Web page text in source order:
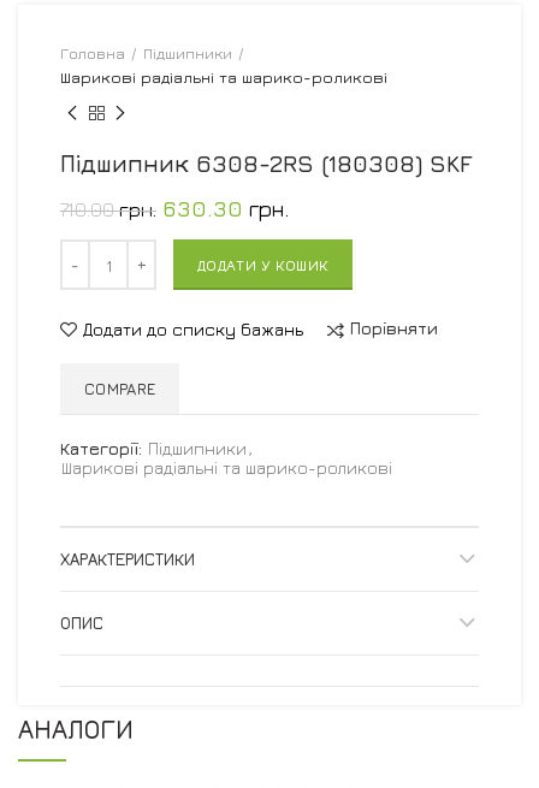
Головна
Підшипники
Шарикові радіальні та шарико-роликові
Підшипник 6308-2RS (180308) SKF
710.00грн. 630.30 грн.
ДОДАТИ У КОШИК
Додати до списку бажань Порівняти
COMPARE
Категорії: Підшипники ,
Шарикові радіальні та шарико-роликові
ХАРАКТЕРИСТИКИ
ОПИС
АНАЛОГИ